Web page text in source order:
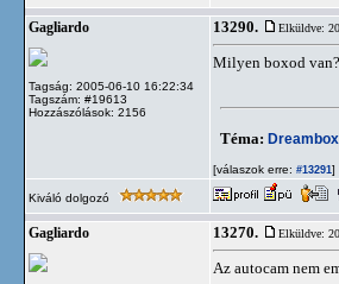
Gagliardo
Tagság: 2005-06-10 16:22:34
Tagszám: #19613
Hozzászólások: 2156
13290. Elküldve:
Milyen boxod van?
Téma:
[válaszok erre: #13291]
Kiváló dolgozó
Gagliardo 13270. Elküldve:
Az autocam nem